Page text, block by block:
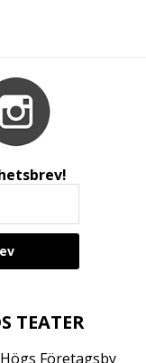
TEATER
Företagsby